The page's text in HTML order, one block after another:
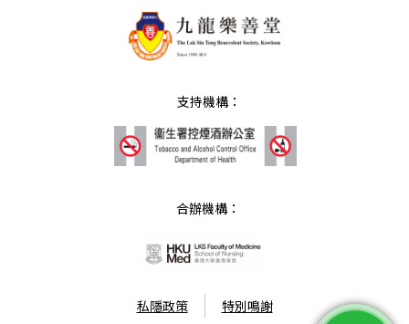
支持機構：
合辦機構：
私隱政策 特別鳴謝